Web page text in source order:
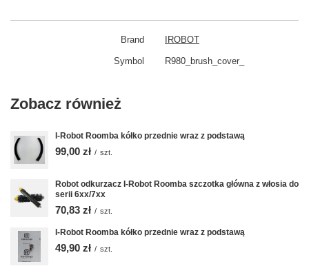
Brand IROBOT
Symbol R980_brush_cover_
Zobacz również
I-Robot Roomba kółko przednie wraz z podstawą
99,00 zł / szt.
Robot odkurzacz I-Robot Roomba szczotka główna z włosia do
serii 6xx/7xx
70,83 zł / szt.
I-Robot Roomba kółko przednie wraz z podstawą
49,90 zł / szt.